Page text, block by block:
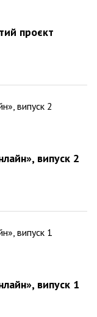
проєкт
випуск 2
випуск 1